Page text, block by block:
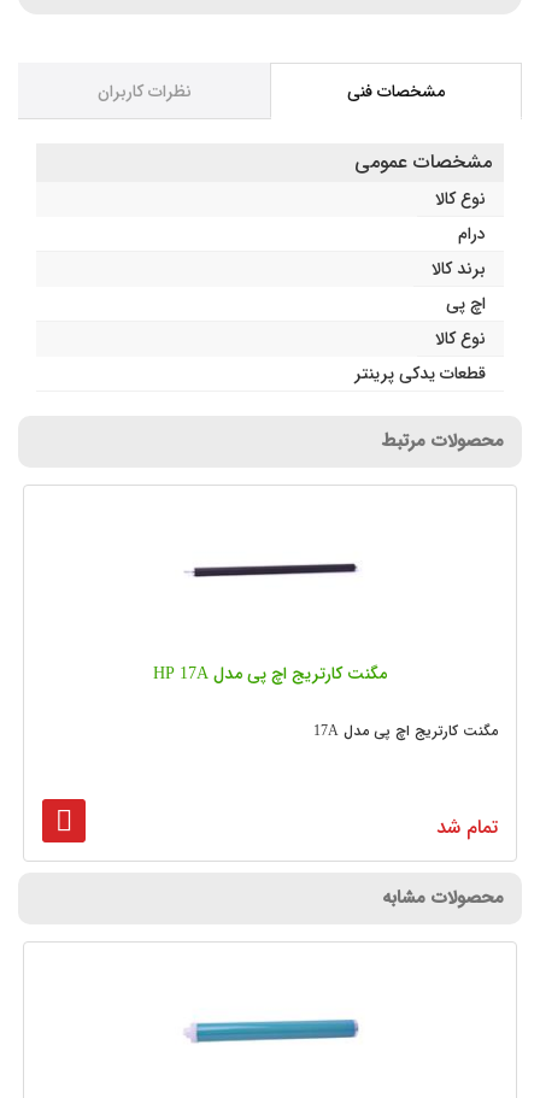
مشخصات فنی نظرات کاربران
مشخصات عمومی
نوع کالا
درام
برند کالا
اچ پی
نوع کالا
قطعات یدکی پرینتر
محصولات مرتبط
مگنت کارتریج اچ پی مدل HP 17A
مگنت کارتریج اچ پی مدل 17A
تمام شد
محصولات مشابه